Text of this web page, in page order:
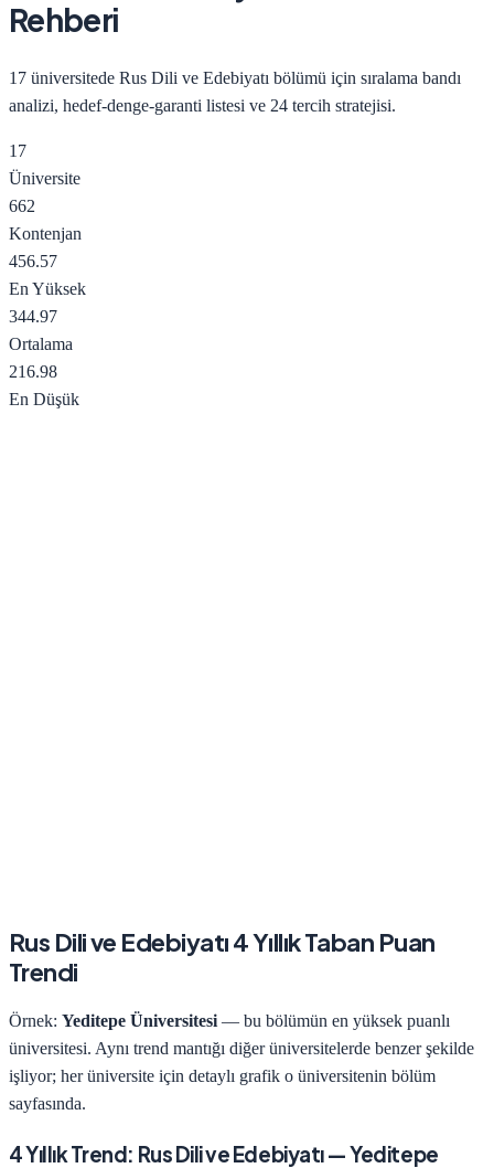
Rehberi
17 üniversitede Rus Dili ve Edebiyatı bölümü için sıralama bandı
analizi, hedef-denge-garanti listesi ve 24 tercih stratejisi.
17
Üniversite
662
Kontenjan
456.57
En Yüksek
344.97
Ortalama
216.98
En Düşük
Rus Dili ve Edebiyatı4 Yıllık Taban Puan
Trendi
Örnek: Yeditepe Üniversitesi — bu bölümün en yüksek puanlı
üniversitesi. Aynı trend mantığı diğer üniversitelerde benzer şekilde
işliyor; her üniversite için detaylı grafik o üniversitenin bölüm
sayfasında.
4Yıllık Trend: Rus Dili ve Edebiyatı—Yeditepe